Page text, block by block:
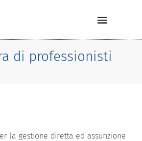
di professionisti
la gestione diretta ed assunzione